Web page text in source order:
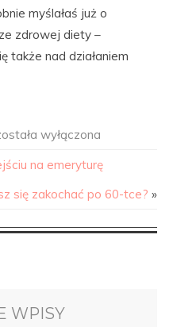
myślałaś już o
zdrowej diety –
także nad działaniem
wyłączona
na emeryturę
się zakochać po 60-tce? »
WPISY